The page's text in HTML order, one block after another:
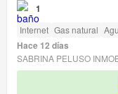
1
Internet Gas natural
Hace 12 días
SABRINA PELUSO